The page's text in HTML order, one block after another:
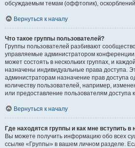
обсуждаемым темам (оффтопик),
Вернуться к началу
Что такое группы пользователей?
Группы пользователей разбивают
управляемые администратором
может состоять в нескольких группах, и
назначены индивидуальные права доступа.
администраторам назначение прав доступа
количеству пользователей, например,
или предоставление пользователям
Вернуться к началу
Где находятся группы и как мне вступить в
Вы можете получить информацию обо всех
ссылке «Группы» в вашем личном разделе.